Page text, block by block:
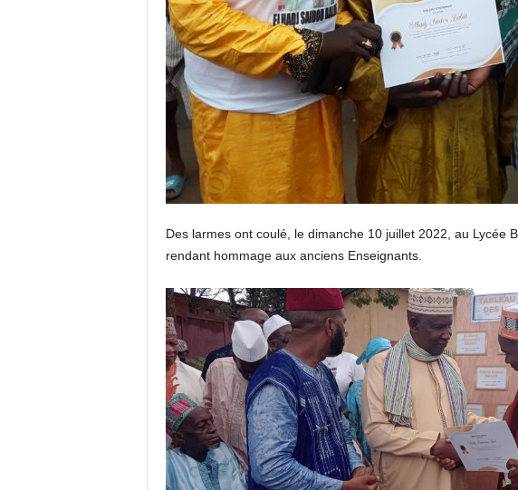
Des larmes ont coulé, le dimanche 10 juillet 2022, au Lycée
rendant hommage aux anciens Enseignants.